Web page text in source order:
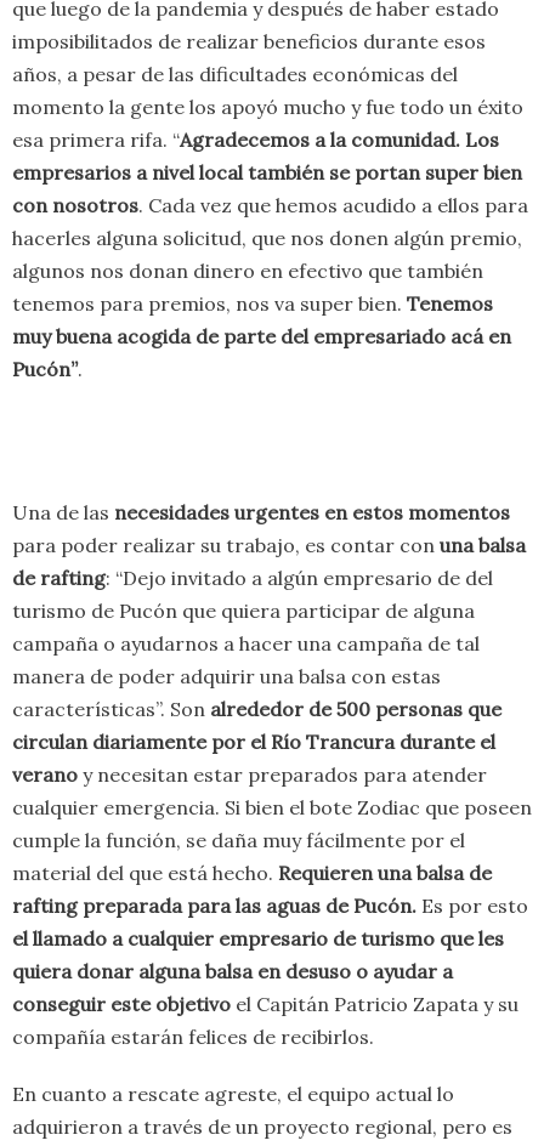
que luego de la pandemia y después de haber estado
imposibilitados de realizar beneficios durante esos
años, a pesar de las dificultades económicas del
momento la gente los apoyó mucho y fue todo un éxito
esa primera rifa. “Agradecemos a la comunidad. Los
empresarios a nivel local también se portan super bien
con nosotros. Cada vez que hemos acudido a ellos para
hacerles alguna solicitud, que nos donen algún premio,
algunos nos donan dinero en efectivo que también
tenemos para premios, nos va super bien. Tenemos
muy buena acogida de parte del empresariado acá en
Pucón”.
Una de las necesidades urgentes en estos momentos
para poder realizar su trabajo, es contar con una balsa
de rafting: “Dejo invitado a algún empresario de del
turismo de Pucón que quiera participar de alguna
campaña o ayudarnos a hacer una campaña de tal
manera de poder adquirir una balsa con estas
características”. Son alrededor de 500 personas que
circulan diariamente por el Río Trancura durante el
verano y necesitan estar preparados para atender
cualquier emergencia. Si bien el bote Zodiac que poseen
cumple la función, se daña muy fácilmente por el
material del que está hecho. Requieren una balsa de
rafting preparada para las aguas de Pucón. Es por esto
el llamado a cualquier empresario de turismo que les
quiera donar alguna balsa en desuso o ayudar a
conseguir este objetivo el Capitán Patricio Zapata y su
compañía estarán felices de recibirlos.
En cuanto a rescate agreste, el equipo actual lo
adquirieron a través de un proyecto regional, pero es